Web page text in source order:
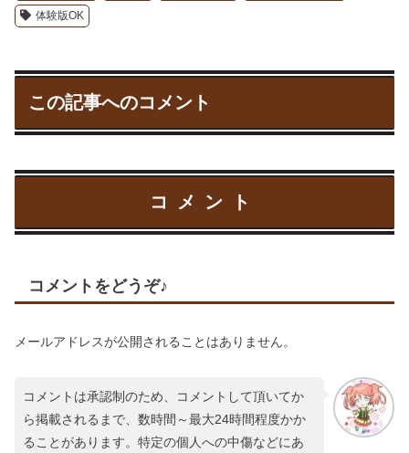
体験版OK
この記事へのコメント
コメント
コメントをどうぞ♪
メールアドレスが公開されることはありません。
コメントは承認制のため、コメントして頂いてか
ら掲載されるまで、数時間～最大24時間程度かか
ることがあります。特定の個人への中傷などにあ